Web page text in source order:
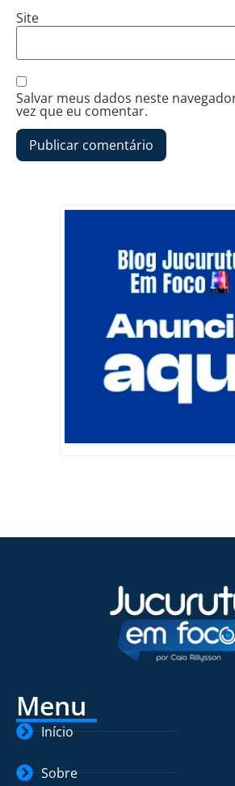
Site
Salvar meus dados neste
vez que eu comentar.
Menu
Início
Sobre